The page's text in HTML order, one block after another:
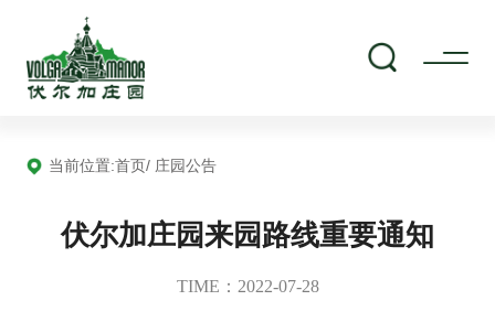
当前位置:首页/ 庄园公告
伏尔加庄园来园路线重要通知
TIME：2022-07-28